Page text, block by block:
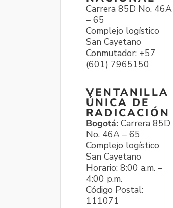
Carrera 85D No. 46A
– 65
Complejo logístico
San Cayetano
Conmutador: +57
(601) 7965150
VENTANILLA
ÚNICA DE
RADICACIÓN
Bogotá: Carrera 85D
No. 46A – 65
Complejo logístico
San Cayetano
Horario: 8:00 a.m. –
4:00 p.m.
Código Postal:
111071